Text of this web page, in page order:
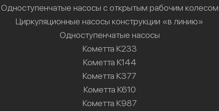
Одноступенчатые насосы с открытым рабочим колесом
Циркуляционные насосы конструкции «в линию»
Одноступенчатые насосы
Кометта К233
Кометта К144
Кометта К377
Кометта К610
Кометта К987